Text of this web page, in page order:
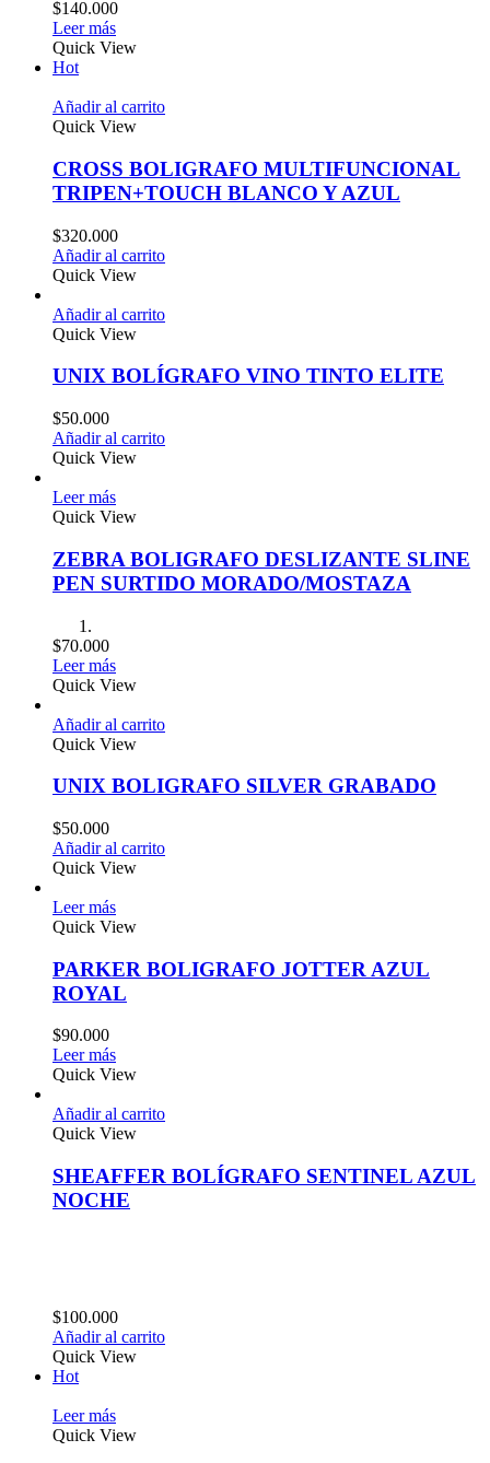
$140.000
Leer más
Quick View
Hot
Añadir al carrito
Quick View
CROSS BOLIGRAFO MULTIFUNCIONAL
TRIPEN+TOUCH BLANCO Y AZUL
$320.000
Añadir al carrito
Quick View
Añadir al carrito
Quick View
UNIX BOLÍGRAFO VINO TINTO ELITE
$50.000
Añadir al carrito
Quick View
Leer más
Quick View
ZEBRA BOLIGRAFO DESLIZANTE SLINE
PEN SURTIDO MORADO/MOSTAZA
$70.000
Leer más
Quick View
Añadir al carrito
Quick View
UNIX BOLIGRAFO SILVER GRABADO
$50.000
Añadir al carrito
Quick View
Leer más
Quick View
PARKER BOLIGRAFO JOTTER AZUL
ROYAL
$90.000
Leer más
Quick View
Añadir al carrito
Quick View
SHEAFFER BOLÍGRAFO SENTINEL AZUL
NOCHE
$100.000
Añadir al carrito
Quick View
Hot
Leer más
Quick View